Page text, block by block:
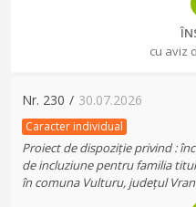
cu aviz
Nr. 230 / 30.07.2026
Caracter individual
Proiect de dispoziție privind :
de incluziune pentru familia
în comuna Vulturu, județul